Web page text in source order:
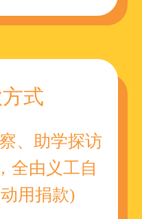
式
、助学探访
全由义工自
用捐款)